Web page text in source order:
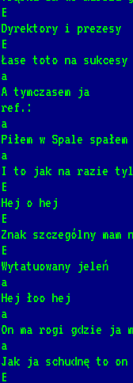
Piłem w Spale
* Sąsiedzi
Rzuć jakieś
Trzy akordy
1/12/2025 [Brudne
Za daleko
8/8/2024[Brudne
E
Dyrektory i prezesy
E
Łase toto na sukcesy
a
A tymczasem ja
ref.:
a
Piłem w Spale
a
I to jak na razie
E
Hej o hej
E
Znak szczególny
E
Wytatuowany jeleń
a
Hej łoo hej
a
On ma rogi gdzie ja
a
Jak ja schudnę to on
E